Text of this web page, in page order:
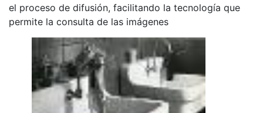
el proceso de difusión, facilitando la tecnología que
permite la consulta de las imágenes